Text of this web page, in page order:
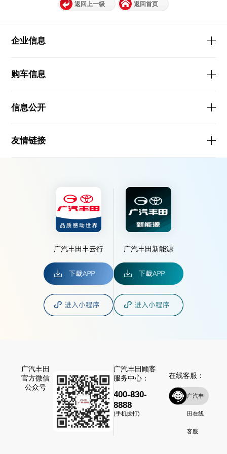
返回上一级 返回首页
企业信息
购车信息
信息公开
友情链接
广汽丰田丰云行 广汽丰田新能源
广汽丰田
官方微信
公众号
广汽丰田顾客
服务中心：
400-830-
8888
(手机拨打)
在线客服：
广汽丰
田在线
客服